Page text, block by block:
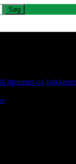
hjemmet og køkkenet